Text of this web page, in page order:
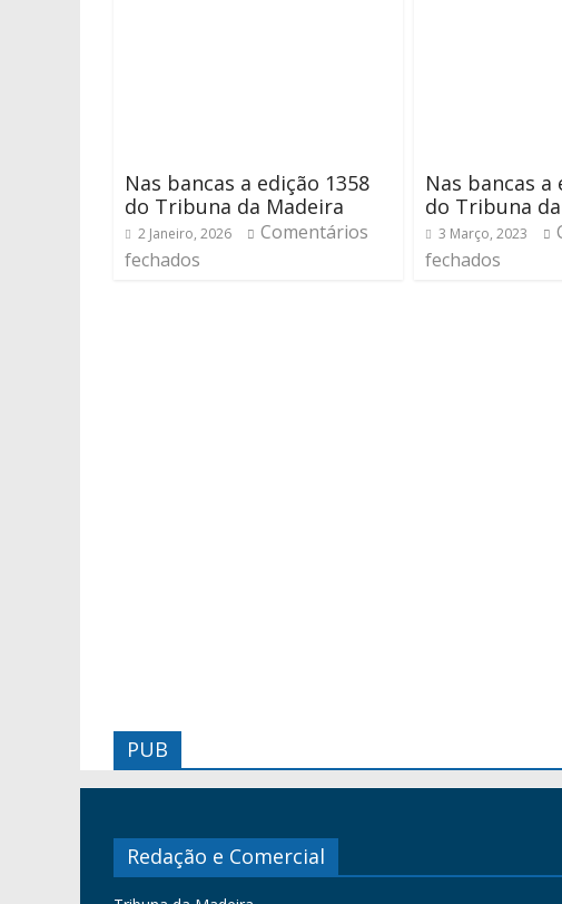
Nas bancas a edição 1358
do Tribuna da Madeira
2 Janeiro, 2026
Comentários
fechados
Nas bancas a
do Tribuna
3 Março, 2023
fechados
PUB
Redação e Comercial